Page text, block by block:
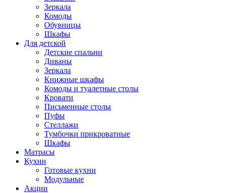
Зеркала
Комоды
Обувницы
Шкафы
Для детской
Детские спальни
Диваны
Зеркала
Книжные шкафы
Комоды и туалетные столы
Кровати
Письменные столы
Пуфы
Стеллажи
Тумбочки прикроватные
Шкафы
Матрасы
Кухни
Готовые кухни
Модульные
Акции